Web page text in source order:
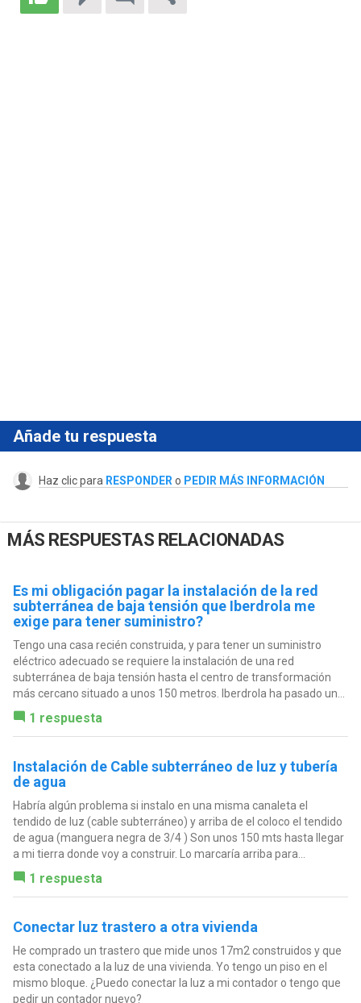
Añade tu respuesta
Haz clic para RESPONDER o PEDIR MÁS INFORMACIÓN
MÁS RESPUESTAS RELACIONADAS
Es mi obligación pagar la instalación de la red
subterránea de baja tensión que Iberdrola me
exige para tener suministro?
Tengo una casa recién construida, y para tener un suministro
eléctrico adecuado se requiere la instalación de una red
subterránea de baja tensión hasta el centro de transformación
más cercano situado a unos 150 metros. Iberdrola ha pasado un...
1 respuesta
Instalación de Cable subterráneo de luz y tubería
de agua
Habría algún problema si instalo en una misma canaleta el
tendido de luz (cable subterráneo) y arriba de el coloco el tendido
de agua (manguera negra de 3/4 ) Son unos 150 mts hasta llegar
a mi tierra donde voy a construir. Lo marcaría arriba para...
1 respuesta
Conectar luz trastero a otra vivienda
He comprado un trastero que mide unos 17m2 construidos y que
esta conectado a la luz de una vivienda. Yo tengo un piso en el
mismo bloque. ¿Puedo conectar la luz a mi contador o tengo que
pedir un contador nuevo?